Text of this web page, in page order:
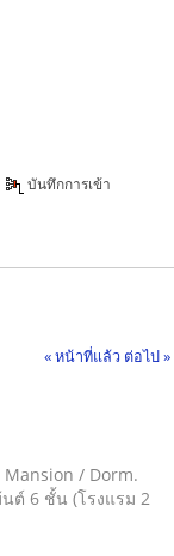
บันทึกการเข้า
« หน้าที่แล้ว ต่อไป »
/ Dorm.
ต์ 6 ชั้น (โรงแรม 2